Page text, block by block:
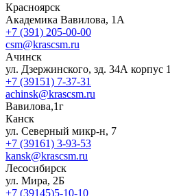
Красноярск
Академика Вавилова, 1А
+7 (391) 205-00-00
csm@krascsm.ru
Ачинск
ул. Дзержинского, зд. 34А корпус 1
+7 (39151) 7-37-31
achinsk@krascsm.ru
Вавилова,1г
Канск
ул. Северный микр-н, 7
+7 (39161) 3-93-53
kansk@krascsm.ru
Лесосибирск
ул. Мира, 2Б
+7 (39145)5-10-10